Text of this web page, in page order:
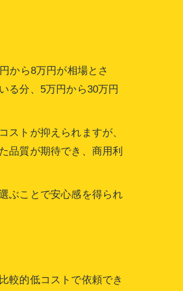
から8万円が相場とさ
る分、5万円から30万円
ストが抑えられますが、
品質が期待でき、商用利
ぶことで安心感を得られ
較的低コストで依頼でき